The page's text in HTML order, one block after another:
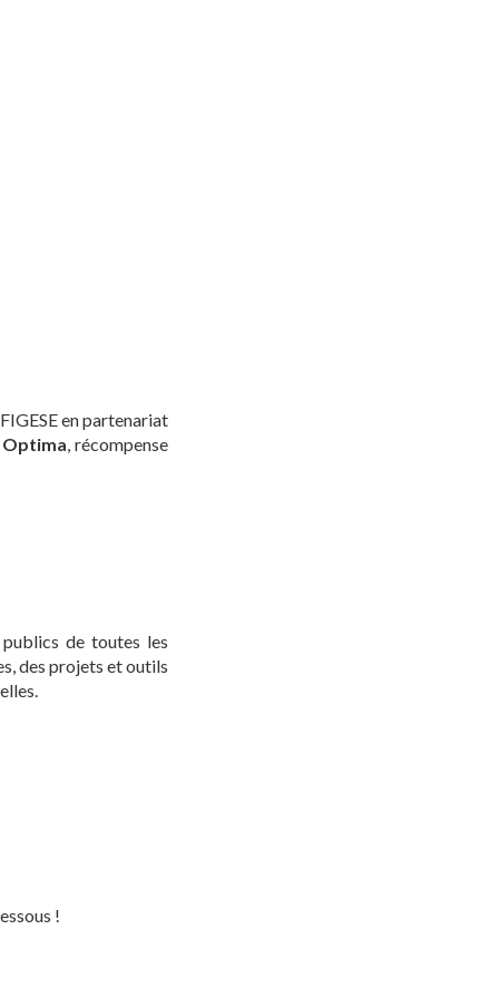
en partenariat
Optima, récompense
de toutes les
des projets et outils
!